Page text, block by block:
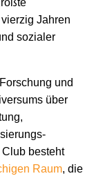
Jahren
sozialer
und
über
besteht
Raum, die